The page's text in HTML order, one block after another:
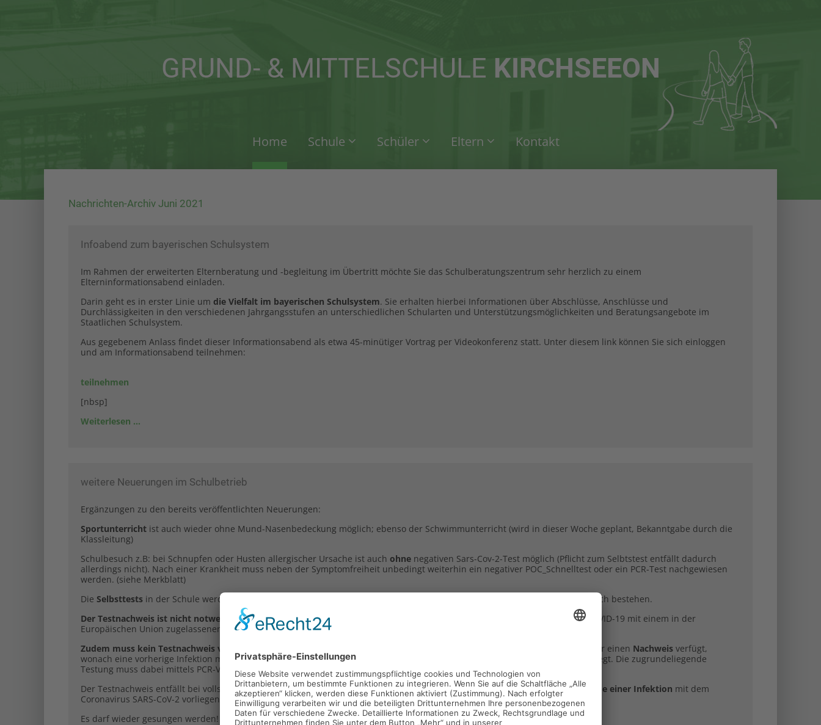
Home Schule Schüler Eltern Kontakt
GRUND- & MITTELSCHULE KIRCHSEEON
Nachrichten-Archiv Juni 2021
Infoabend zum bayerischen Schulsystem
Im Rahmen der erweiterten Elternberatung und -begleitung im Übertritt möchte Sie das Schulberatungszentrum sehr herzlich zu einem
Elterninformationsabend einladen.
Darin geht es in erster Linie um die Vielfalt im bayerischen Schulsystem. Sie erhalten hierbei Informationen über Abschlüsse, Anschlüsse und
Durchlässigkeiten in den verschiedenen Jahrgangsstufen an unterschiedlichen Schularten und Unterstützungsmöglichkeiten und Beratungsangebote im
Staatlichen Schulsystem.
Aus gegebenem Anlass findet dieser Informationsabend als etwa 45-minütiger Vortrag per Videokonferenz statt. Unter diesem link können Sie sich einloggen
und am Informationsabend teilnehmen:
teilnehmen
[nbsp]
Weiterlesen …
weitere Neuerungen im Schulbetrieb
Ergänzungen zu den bereits veröffentlichten Neuerungen:
Sportunterricht ist auch wieder ohne Mund-Nasenbedeckung möglich; ebenso der Schwimmunterricht (wird in dieser Woche geplant, Bekanntgabe durch die
Klassleitung)
Schulbesuch z.B: bei Schnupfen oder Husten allergischer Ursache ist auch ohne negativen Sars-Cov-2-Test möglich (Pflicht zum Selbtstest entfällt dadurch
allerdings nicht). Nach einer Krankheit muss neben der Symptomfreiheit unbedingt weiterhin ein negativer POC_Schnelltest oder ein PCR-Test nachgewiesen
werden. (siehe Merkblatt)
Die Selbsttests in der Schule werden nun zweimal pro Woche durchgeführt - statt täglich. Die Verpflichtung hierzu bleibt jedoch bestehen.
Der Testnachweis ist nicht notwendig bei vollständig geimpften Personen.
Dazu muss die abschließende Impfung gegen COVID-19 mit einem in der
Europäischen Union zugelassenen Impfstoff mindestens 14 Tage zurückliegen.
Zudem muss kein Testnachweis von genesenen Personen erbracht werden.
Eine Person gilt dabei als genesen, wenn sie über einen Nachweis verfügt,
wonach eine vorherige Infektion mit dem Coronavirus SARS-CoV-2 mindestens 28 Tage, höchstens aber sechs Monate zurückliegt. Die zugrundeliegende
Testung muss dabei mittels PCR-Verfahren erfolgt sein.
Der Testnachweis entfällt bei vollständig geimpften und bei genesenen Personen jedoch nur, wennkeine typischen Symptome einer Infektion mit dem
Coronavirus SARS-CoV-2 vorliegen und keine aktuelle Infektion mit dem Coronavirus SARS-CoV-2 nachgewiesen ist.
Es darf wieder gesungen werden! Doch muss ausreichend Abstand eingehalten werden.